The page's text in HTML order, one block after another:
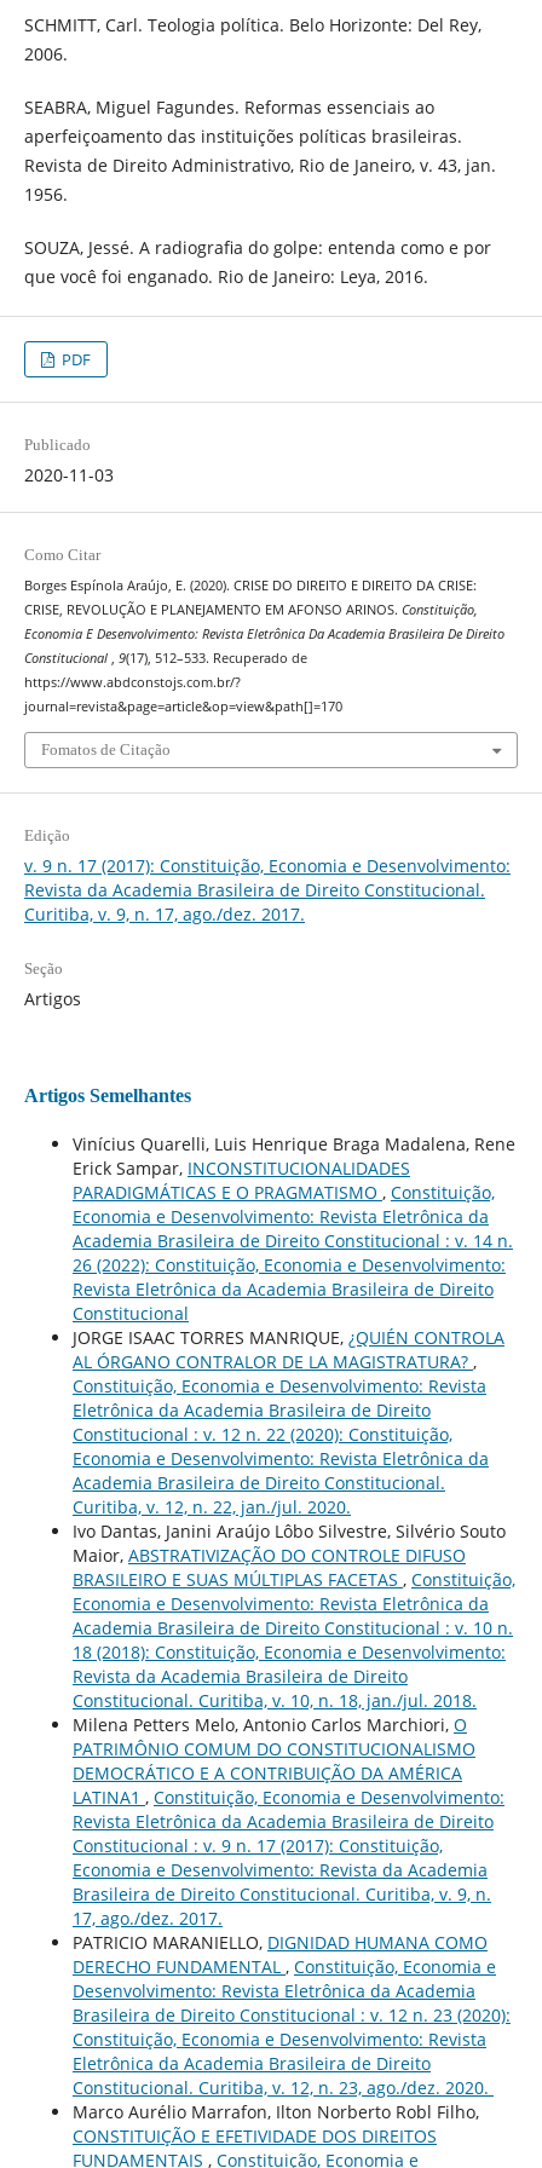
SCHMITT, Carl. Teologia política. Belo Horizonte: Del Rey,
2006.
SEABRA, Miguel Fagundes. Reformas essenciais ao
aperfeiçoamento das instituições políticas brasileiras.
Revista de Direito Administrativo, Rio de Janeiro, v. 43, jan.
1956.
SOUZA, Jessé. A radiografia do golpe: entenda como e por
que você foi enganado. Rio de Janeiro: Leya, 2016.
PDF
Publicado
2020-11-03
Como Citar
Borges Espínola Araújo, E. (2020). CRISE DO DIREITO E DIREITO DA CRISE:
CRISE, REVOLUÇÃO E PLANEJAMENTO EM AFONSO ARINOS. Constituição,
Economia E Desenvolvimento: Revista Eletrônica Da Academia Brasileira De Direito
Constitucional , 9(17), 512–533. Recuperado de
https://www.abdconstojs.com.br/?
journal=revista&page=article&op=view&path[]=170
Fomatos de Citação
Edição
v. 9 n. 17 (2017): Constituição, Economia e Desenvolvimento:
Revista da Academia Brasileira de Direito Constitucional.
Curitiba, v. 9, n. 17, ago./dez. 2017.
Seção
Artigos
Artigos Semelhantes
Vinícius Quarelli, Luis Henrique Braga Madalena, Rene
Erick Sampar, INCONSTITUCIONALIDADES
PARADIGMÁTICAS E O PRAGMATISMO , Constituição,
Economia e Desenvolvimento: Revista Eletrônica da
Academia Brasileira de Direito Constitucional : v. 14 n.
26 (2022): Constituição, Economia e Desenvolvimento:
Revista Eletrônica da Academia Brasileira de Direito
Constitucional
JORGE ISAAC TORRES MANRIQUE, ¿QUIÉN CONTROLA
AL ÓRGANO CONTRALOR DE LA MAGISTRATURA? ,
Constituição, Economia e Desenvolvimento: Revista
Eletrônica da Academia Brasileira de Direito
Constitucional : v. 12 n. 22 (2020): Constituição,
Economia e Desenvolvimento: Revista Eletrônica da
Academia Brasileira de Direito Constitucional.
Curitiba, v. 12, n. 22, jan./jul. 2020.
Ivo Dantas, Janini Araújo Lôbo Silvestre, Silvério Souto
Maior, ABSTRATIVIZAÇÃO DO CONTROLE DIFUSO
BRASILEIRO E SUAS MÚLTIPLAS FACETAS , Constituição,
Economia e Desenvolvimento: Revista Eletrônica da
Academia Brasileira de Direito Constitucional : v. 10 n.
18 (2018): Constituição, Economia e Desenvolvimento:
Revista da Academia Brasileira de Direito
Constitucional. Curitiba, v. 10, n. 18, jan./jul. 2018.
Milena Petters Melo, Antonio Carlos Marchiori, O
PATRIMÔNIO COMUM DO CONSTITUCIONALISMO
DEMOCRÁTICO E A CONTRIBUIÇÃO DA AMÉRICA
LATINA1 , Constituição, Economia e Desenvolvimento:
Revista Eletrônica da Academia Brasileira de Direito
Constitucional : v. 9 n. 17 (2017): Constituição,
Economia e Desenvolvimento: Revista da Academia
Brasileira de Direito Constitucional. Curitiba, v. 9, n.
17, ago./dez. 2017.
PATRICIO MARANIELLO, DIGNIDAD HUMANA COMO
DERECHO FUNDAMENTAL , Constituição, Economia e
Desenvolvimento: Revista Eletrônica da Academia
Brasileira de Direito Constitucional : v. 12 n. 23 (2020):
Constituição, Economia e Desenvolvimento: Revista
Eletrônica da Academia Brasileira de Direito
Constitucional. Curitiba, v. 12, n. 23, ago./dez. 2020.
Marco Aurélio Marrafon, Ilton Norberto Robl Filho,
CONSTITUIÇÃO E EFETIVIDADE DOS DIREITOS
FUNDAMENTAIS , Constituição, Economia e